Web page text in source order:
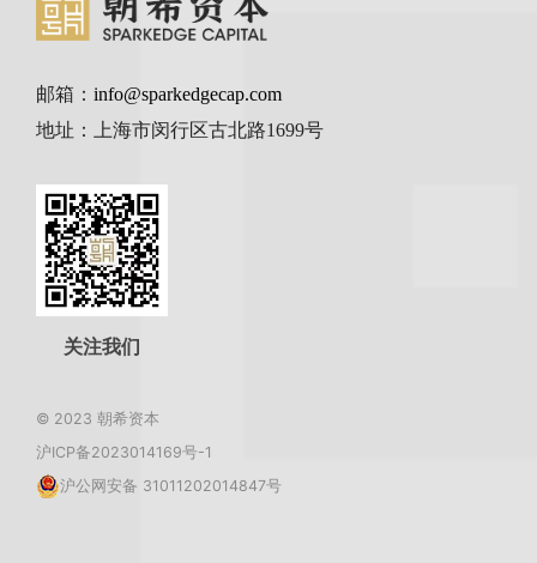
邮箱： info@sparkedgecap.com
地址：上海市闵行区古北路1699号
关注我们
© 2023 朝希资本
沪ICP备2023014169号-1
沪公网安备 31011202014847号